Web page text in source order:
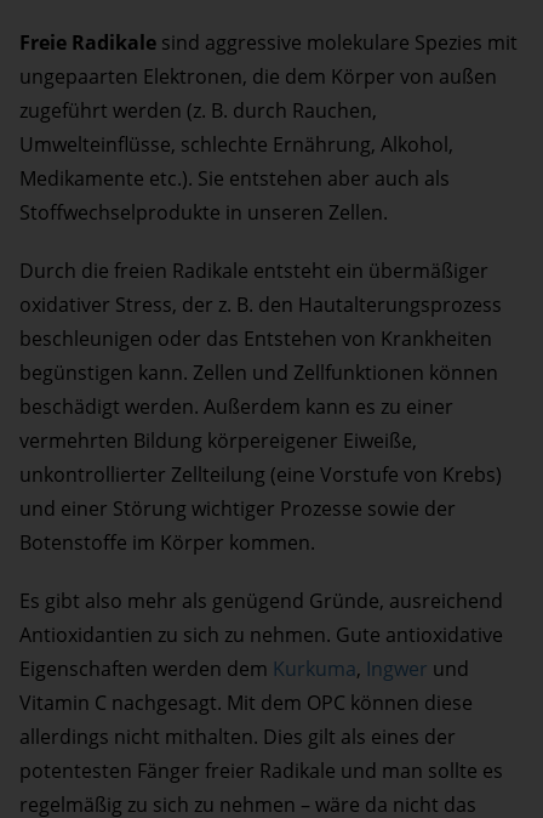
Freie Radikale sind aggressive molekulare Spezies mit
ungepaarten Elektronen, die dem Körper von außen
zugeführt werden (z. B. durch Rauchen,
Umwelteinflüsse, schlechte Ernährung, Alkohol,
Medikamente etc.). Sie entstehen aber auch als
Stoffwechselprodukte in unseren Zellen.
Durch die freien Radikale entsteht ein übermäßiger
oxidativer Stress, der z. B. den Hautalterungsprozess
beschleunigen oder das Entstehen von Krankheiten
begünstigen kann. Zellen und Zellfunktionen können
beschädigt werden. Außerdem kann es zu einer
vermehrten Bildung körpereigener Eiweiße,
unkontrollierter Zellteilung (eine Vorstufe von Krebs)
und einer Störung wichtiger Prozesse sowie der
Botenstoffe im Körper kommen.
Es gibt also mehr als genügend Gründe, ausreichend
Antioxidantien zu sich zu nehmen. Gute antioxidative
Eigenschaften werden dem Kurkuma, Ingwer und
Vitamin C nachgesagt. Mit dem OPC können diese
allerdings nicht mithalten. Dies gilt als eines der
potentesten Fänger freier Radikale und man sollte es
regelmäßig zu sich zu nehmen – wäre da nicht das